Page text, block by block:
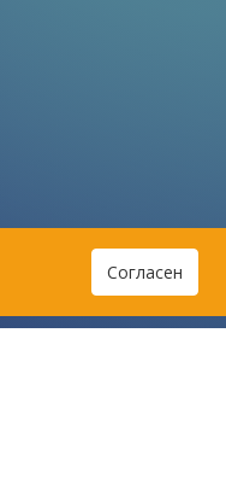
Согласен